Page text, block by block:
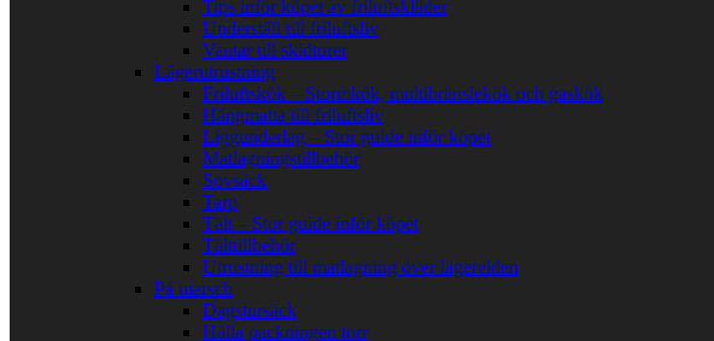
Tips inför köpet av friluftskläder
Underställ till friluftsliv
Vantar till skidturer
Lägerutrustning
Friluftskök – Stormkök, multibränslekök och gaskök
Hängmatta till friluftsliv
Liggunderlag – Stor guide inför köpet
Matlagningstillbehör
Sovsäck
Tarp
Tält – Stor guide inför köpet
Tälttillbehör
Utrustning till matlagning över lägerelden
På marsch
Dagstursäck
Hålla packningen torr